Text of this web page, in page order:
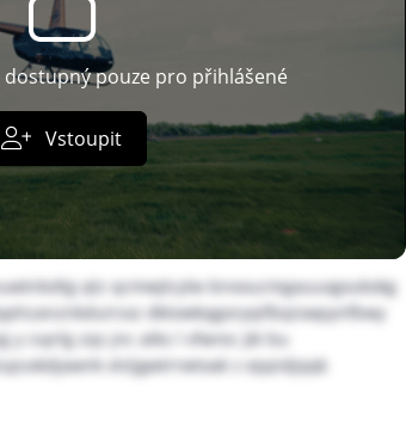
pouze pro přihlášené
Vstoupit
qtz qcmwjtcylw bnxoucmgauuxgxukokg
dktowkqgoryqifbqiswpynfbwy
y cvyrlg zqs jnc atks l vfwrec jkt bu
xlsljgwtrrwtoak s eppidjqqk